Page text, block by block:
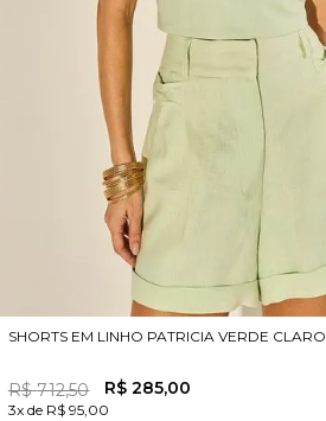
SHORTS EM LINHO PATRICIA VERDE CLARO
R$ 712,50 R$ 285,00
3x de R$ 95,00